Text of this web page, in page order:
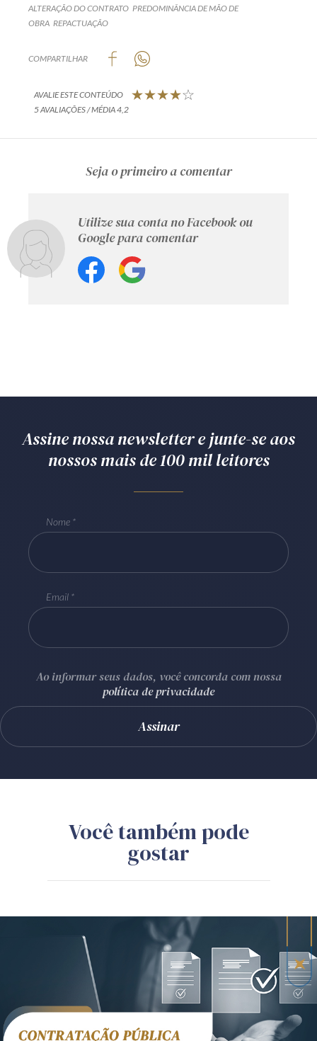
ALTERAÇÃO DO CONTRATO PREDOMINÂNCIA DE MÃO DE
OBRA REPACTUAÇÃO
COMPARTILHAR
AVALIE ESTE CONTEÚDO
5 AVALIAÇÕES / MÉDIA 4,2
Seja o primeiro a comentar
Utilize sua conta no Facebook ou
Google para comentar
Assine nossa newsletter e junte-se aos
nossos mais de 100 mil leitores
Nome
Email
Ao informar seus dados, você concorda com nossa
política de privacidade
Você também pode
gostar